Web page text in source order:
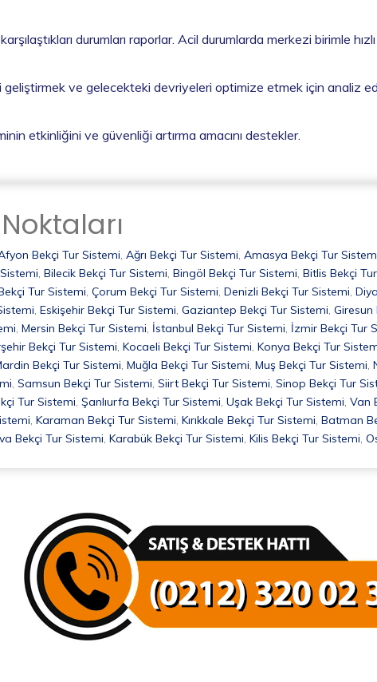
durumları raporlar. Acil durumlarda merkezi birimle
ve gelecekteki devriyeleri optimize etmek için analiz
etkinliğini ve güvenliği artırma amacını destekler.
Bekçi Tur Sistemi, Ağrı Bekçi Tur Sistemi, Amasya Bekçi Tur
, Bilecik Bekçi Tur Sistemi, Bingöl Bekçi Tur Sistemi, Bitlis Bekçi
Tur Sistemi, Çorum Bekçi Tur Sistemi, Denizli Bekçi Tur Sistemi,
, Eskişehir Bekçi Tur Sistemi, Gaziantep Bekçi Tur Sistemi, Giresun
, Mersin Bekçi Tur Sistemi, İstanbul Bekçi Tur Sistemi, İzmir Bekçi Tur
Bekçi Tur Sistemi, Kocaeli Bekçi Tur Sistemi, Konya Bekçi Tur
Bekçi Tur Sistemi, Muğla Bekçi Tur Sistemi, Muş Bekçi Tur Sistemi,
, Samsun Bekçi Tur Sistemi, Siirt Bekçi Tur Sistemi, Sinop Bekçi Tur
Tur Sistemi, Şanlıurfa Bekçi Tur Sistemi, Uşak Bekçi Tur Sistemi, Van
, Karaman Bekçi Tur Sistemi, Kırıkkale Bekçi Tur Sistemi, Batman
Bekçi Tur Sistemi, Karabük Bekçi Tur Sistemi, Kilis Bekçi Tur Sistemi,